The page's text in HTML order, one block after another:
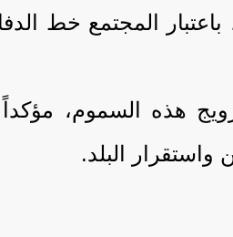
المجتمع خط
السموم، مؤكداً أن
البلد.